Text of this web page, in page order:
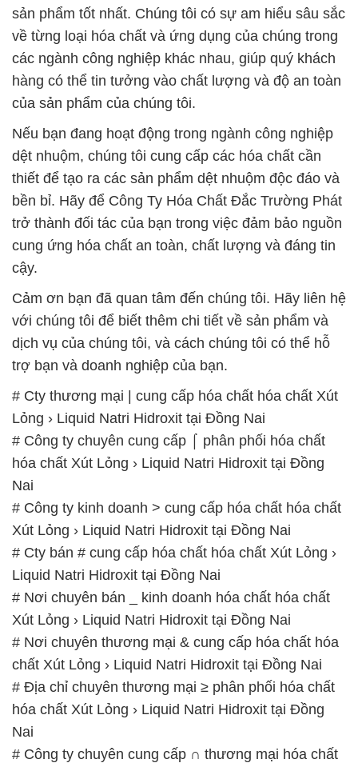
sản phẩm tốt nhất. Chúng tôi có sự am hiểu sâu sắc
về từng loại hóa chất và ứng dụng của chúng trong
các ngành công nghiệp khác nhau, giúp quý khách
hàng có thể tin tưởng vào chất lượng và độ an toàn
của sản phẩm của chúng tôi.
Nếu bạn đang hoạt động trong ngành công nghiệp
dệt nhuộm, chúng tôi cung cấp các hóa chất cần
thiết để tạo ra các sản phẩm dệt nhuộm độc đáo và
bền bỉ. Hãy để Công Ty Hóa Chất Đắc Trường Phát
trở thành đối tác của bạn trong việc đảm bảo nguồn
cung ứng hóa chất an toàn, chất lượng và đáng tin
cậy.
Cảm ơn bạn đã quan tâm đến chúng tôi. Hãy liên hệ
với chúng tôi để biết thêm chi tiết về sản phẩm và
dịch vụ của chúng tôi, và cách chúng tôi có thể hỗ
trợ bạn và doanh nghiệp của bạn.
# Cty thương mại | cung cấp hóa chất hóa chất Xút
Lỏng › Liquid Natri Hidroxit tại Đồng Nai
# Công ty chuyên cung cấp ⌠ phân phối hóa chất
hóa chất Xút Lỏng › Liquid Natri Hidroxit tại Đồng
Nai
# Công ty kinh doanh > cung cấp hóa chất hóa chất
Xút Lỏng › Liquid Natri Hidroxit tại Đồng Nai
# Cty bán # cung cấp hóa chất hóa chất Xút Lỏng ›
Liquid Natri Hidroxit tại Đồng Nai
# Nơi chuyên bán _ kinh doanh hóa chất hóa chất
Xút Lỏng › Liquid Natri Hidroxit tại Đồng Nai
# Nơi chuyên thương mại & cung cấp hóa chất hóa
chất Xút Lỏng › Liquid Natri Hidroxit tại Đồng Nai
# Địa chỉ chuyên thương mại ≥ phân phối hóa chất
hóa chất Xút Lỏng › Liquid Natri Hidroxit tại Đồng
Nai
# Công ty chuyên cung cấp ∩ thương mại hóa chất